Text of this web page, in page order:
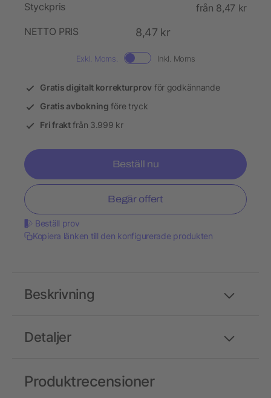
Styckpris
från 8,47 kr
NETTO PRIS
8,47 kr
Exkl. Moms. Inkl. Moms
Gratis digitalt korrekturprov för godkännande
Gratis avbokning före tryck
Fri fraktfrån 3.999 kr
Beställ nu
Begär offert
Beställ prov
Kopiera länken till den konfigurerade produkten
Detaljer
Beskrivning
Produktrecensioner